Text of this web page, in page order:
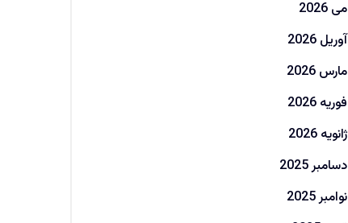
می 2026
آوریل 2026
مارس 2026
فوریه 2026
ژانویه 2026
دسامبر 2025
نوامبر 2025